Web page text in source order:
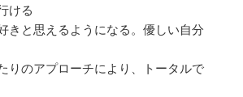
ける
きと思えるようになる。優しい自分
りのアプローチにより、トータルで